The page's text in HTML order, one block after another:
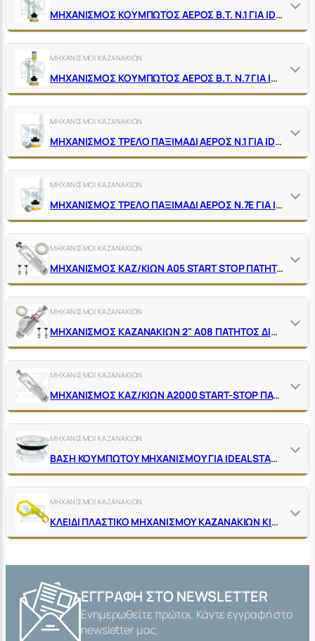
ΜΗΧΑΝΙΣΜΟΣ ΚΟΥΜΠΩΤΟΣ ΑΕΡΟΣ Β.Τ. Ν.1 ΓΙΑ ΙDΕΑL SΤΑΝDΑRD ΜΠΟΥΤΟΝ ΓΙΑ ΜΙΚΡΗ ΟΠΗ ΧΩΡΙΣ ΦΛΟΤΕΡ
ΜΗΧΑΝΙΣΜΟΙ ΚΑΖΑΝΑΚΙΩΝ
ΜΗΧΑΝΙΣΜΟΣ ΚΟΥΜΠΩΤΟΣ ΑΕΡΟΣ Β.Τ. Ν.7 ΓΙΑ ΙDΕΑL SΤΑΝDΑRD ΜΠΟΥΤΟΝ ΓΙΑ ΜΕΓΑΛΗ ΟΠΗ ΧΩΡΙΣ ΦΛΟΤΕΡ
ΜΗΧΑΝΙΣΜΟΙ ΚΑΖΑΝΑΚΙΩΝ
ΜΗΧΑΝΙΣΜΟΣ ΤΡΕΛΟ ΠΑΞΙΜΑΔΙ ΑΕΡΟΣ Ν.1 ΓΙΑ ΙDΕΑL SΤΑΝDΑRD ΜΠΟΥΤΟΝ ΓΙΑ ΜΕΓΑΛΗ ΟΠΗ ΧΩΡΙΣ ΦΛΟΤΕΡ
ΜΗΧΑΝΙΣΜΟΙ ΚΑΖΑΝΑΚΙΩΝ
ΜΗΧΑΝΙΣΜΟΣ ΤΡΕΛΟ ΠΑΞΙΜΑΔΙ ΑΕΡΟΣ Ν.7Ε ΓΙΑ ΙDΕΑL SΤΑΝDΑRD ΜΠΟΥΤΟΝ ΓΙΑ ΜΕΓΑΛΗ ΟΠΗ ΧΩΡΙΣ ΦΛΟΤΕΡ
ΜΗΧΑΝΙΣΜΟΙ ΚΑΖΑΝΑΚΙΩΝ
ΜΗΧΑΝΙΣΜΟΣ ΚΑΖ/ΚΙΩΝ Α05 SΤΑRΤ SΤΟΡ ΠΑΤΗΤ. ΥΠΕΡΥΨΩΜΕΝΟ ΜΠΟΥΤΟΝ ΑLCΑΡLΑSΤ
ΜΗΧΑΝΙΣΜΟΙ ΚΑΖΑΝΑΚΙΩΝ
ΜΗΧΑΝΙΣΜΟΣ ΚΑΖΑΝΑΚΙΩΝ 2" Α08 ΠΑΤΗΤΟΣ ΔΙΠΛΟΣ ALCAPLAST
ΜΗΧΑΝΙΣΜΟΙ ΚΑΖΑΝΑΚΙΩΝ
ΜΗΧΑΝΙΣΜΟΣ ΚΑΖ/ΚΙΩΝ Α2000 SΤΑRΤ-SΤΟΡ ΠΑΤΗΤΟΣ ΧΩΝΕΥΤΟ ΜΠΟΥΤΟΝ ΑLCΑΡLΑSΤ
ΜΗΧΑΝΙΣΜΟΙ ΚΑΖΑΝΑΚΙΩΝ
ΒΑΣΗ ΚΟΥΜΠΩΤΟΥ ΜΗΧΑΝΙΣΜΟΥ ΓΙΑ ΙDΕΑL SΤΑΝDΑRD ΠΛΑΣΤΙΚΗ ΠΛΗΡΗΣ
ΜΗΧΑΝΙΣΜΟΙ ΚΑΖΑΝΑΚΙΩΝ
ΚΛΕΙΔΙ ΠΛΑΣΤΙΚΟ ΜΗΧΑΝΙΣΜΟΥ ΚΑΖΑΝΑΚΙΩΝ ΚΙΤΡΙΝΟ
ΕΓΓΡΑΦΉ ΣΤΟ NEWSLETTER
Ενημερωθείτε πρώτοι. Κάντε εγγραφή στο
newsletter μας.